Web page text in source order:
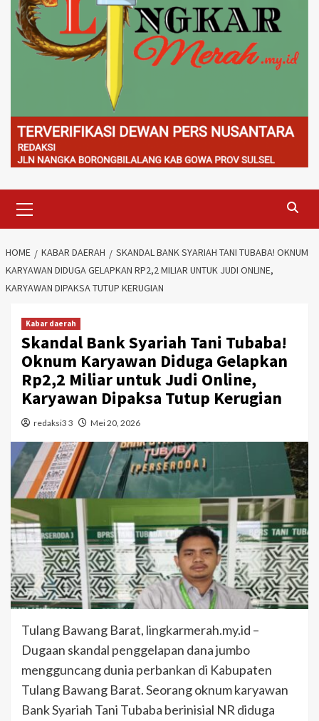
Menu
HOME KABAR DAERAH
SKANDAL BANK SYARIAH TANI TUBABA! OKNUM
KARYAWAN DIDUGA GELAPKAN RP2,2 MILIAR UNTUK JUDI ONLINE,
KARYAWAN DIPAKSA TUTUP KERUGIAN
Kabar daerah
Skandal Bank Syariah Tani Tubaba!
Oknum Karyawan Diduga Gelapkan
Rp2,2 Miliar untuk Judi Online,
Karyawan Dipaksa Tutup Kerugian
redaksi3 3 Mei 20, 2026
Tulang Bawang Barat, lingkarmerah.my.id –
Dugaan skandal penggelapan dana jumbo
mengguncang dunia perbankan di Kabupaten
Tulang Bawang Barat. Seorang oknum karyawan
Bank Syariah Tani Tubaba berinisial NR diduga